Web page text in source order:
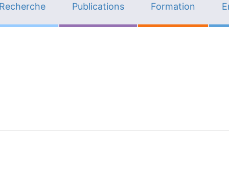
Publications Formation